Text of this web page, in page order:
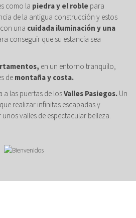
como la piedra y el roble para
de la antigua construcción y estos
una cuidada iluminación y una
conseguir que su estancia sea
en un entorno tranquilo,
de montaña y costa.
a las puertas de losValles Pasiegos. Un
realizar infinitas escapadas y
valles de espectacular belleza.